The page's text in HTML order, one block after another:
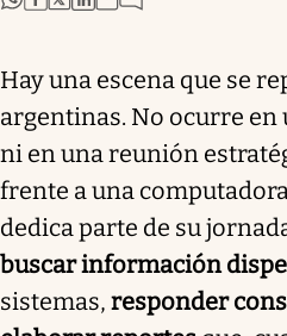
Hay una escena que se
argentinas. No ocurre
ni en una reunión
frente a una
dedica parte de su
buscar información
sistemas, responder